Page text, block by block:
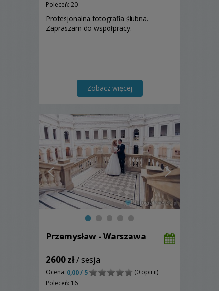
Poleceń: 20
Profesjonalna fotografia ślubna.
Zapraszam do współpracy.
Zobacz więcej
Przemysław - Warszawa
2600 zł/ sesja
Ocena: 0,00 / 5
(0 opinii)
Poleceń: 16